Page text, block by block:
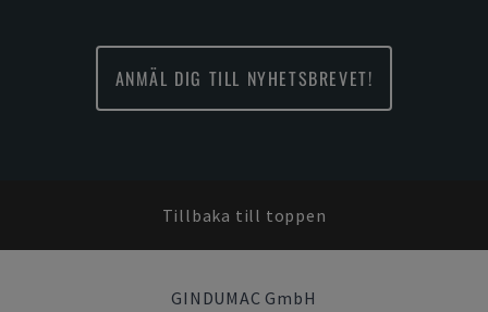
ANMÄL DIG TILL NYHETSBREVET!
Tillbaka till toppen
GINDUMAC GmbH